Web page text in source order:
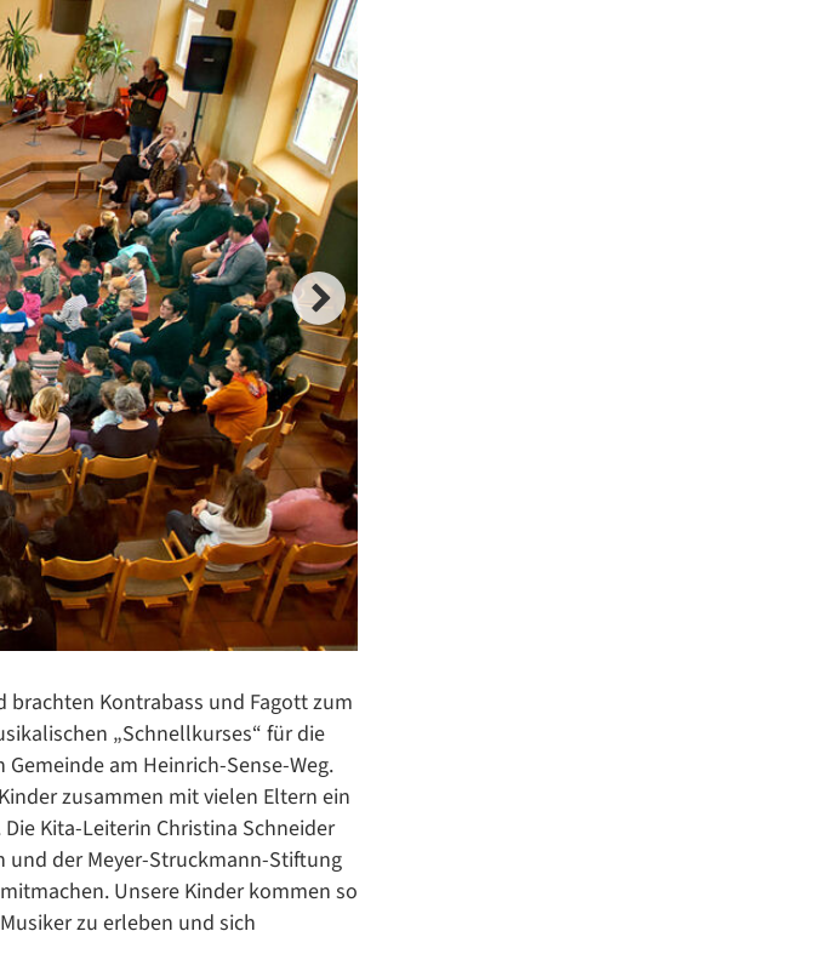
brachten Kontrabass und Fagott zum
„Schnellkurses“ für die
am Heinrich-Sense-Weg.
zusammen mit vielen Eltern ein
Kita-Leiterin Christina Schneider
und der Meyer-Struckmann-Stiftung
Unsere Kinder kommen so
zu erleben und sich
Datenschutzerklärung
Datenschutzerklärung
Übersetzen
/
Translate